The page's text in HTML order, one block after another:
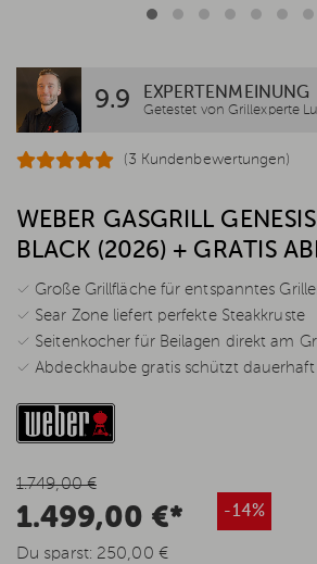
9.9 EXPERTENMEINUNG
Getestet von Grillexperte
(3 Kundenbewertungen)
WEBER GASGRILL
BLACK (2026) + GRATIS
✓ Große Grillfläche für entspanntes
✓ Sear Zone liefert perfekte Steakkruste
✓ Seitenkocher für Beilagen direkt am
✓ Abdeckhaube gratis schützt dauerhaft
1.749,00 €
1.499,00 €* -14%
Du sparst: 250,00 €